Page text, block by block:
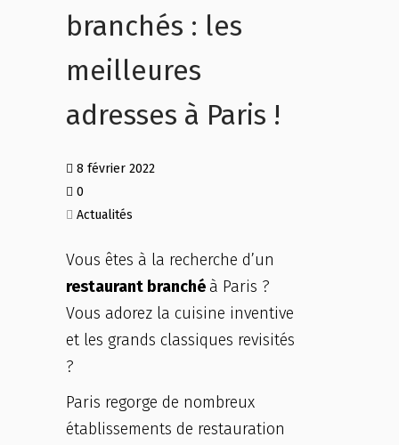
branchés : les
meilleures
adresses à Paris !
8 février 2022
0
Actualités
Vous êtes à la recherche d’un
restaurant branché à Paris ?
Vous adorez la cuisine inventive
et les grands classiques revisités
?
Paris regorge de nombreux
établissements de restauration